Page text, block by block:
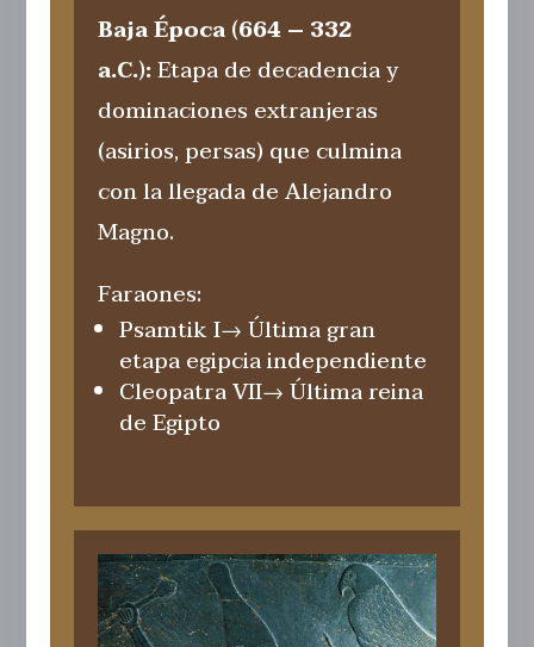
Baja Época (664 – 332
a.C.):Etapa de decadencia y
dominaciones extranjeras
(asirios, persas) que culmina
con la llegada de Alejandro
Magno.
Faraones:
Psamtik I→ Última gran
etapa egipcia independiente
Cleopatra VII→ Última reina
de Egipto